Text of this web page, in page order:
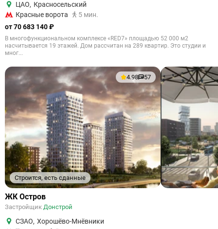
ЦАО, Красносельский
Красные ворота
5 мин.
от 70 683 140 ₽
В многофункциональном комплексе «RED7» площадью 52 000 м2
насчитывается 19 этажей. Дом рассчитан на 289 квартир. Это студии и
мног...
Строится, есть сданные
4.98 57
ЖК Остров
Застройщик Донстрой
СЗАО, Хорошёво-Мнёвники